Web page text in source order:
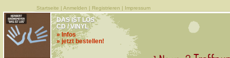
Startseite | Anmelden | Registrieren | Impressum
DAS IST LOS
CD / VINYL
» Infos
» jetzt bestellen!